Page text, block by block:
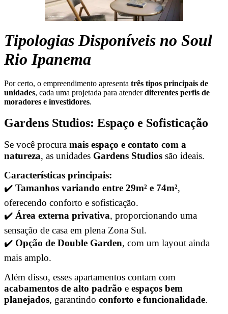
Tipologias Disponíveis no Soul
Rio Ipanema
Por certo, o empreendimento apresenta três tipos principais de
unidades, cada uma projetada para atenderdiferentes perfis de
moradores e investidores.
Gardens Studios: Espaço e Sofisticação
Se você procura mais espaço e contato com a
natureza, as unidades Gardens Studios são ideais.
Características principais:
✔️ Tamanhos variando entre 29m² e 74m²,
oferecendo conforto e sofisticação.
✔️ Área externa privativa, proporcionando uma
sensação de casa em plena Zona Sul.
✔️ Opção de Double Garden, com um layout ainda
mais amplo.
Além disso, esses apartamentos contam com
acabamentos de alto padrão e espaços bem
planejados, garantindo conforto e funcionalidade.